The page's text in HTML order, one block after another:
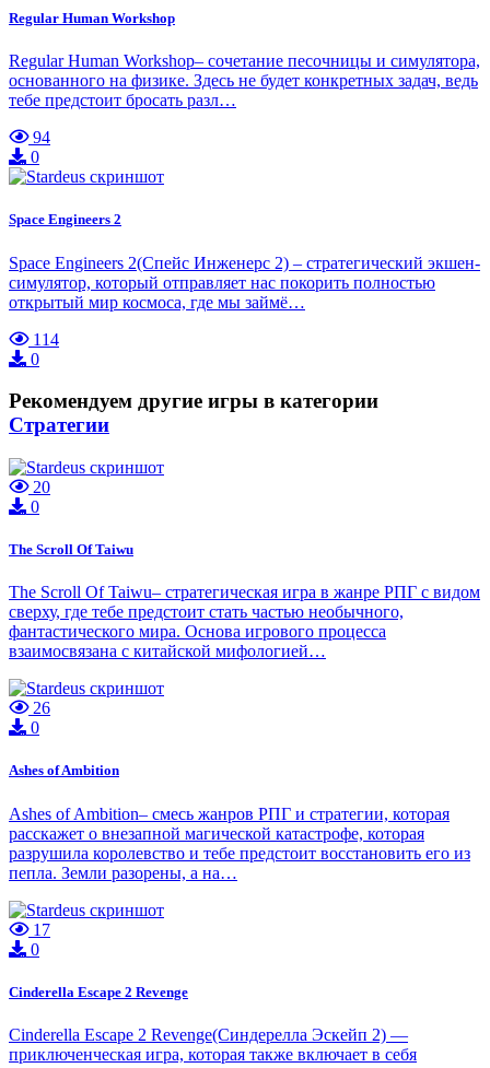
Regular Human Workshop
Regular Human Workshop– сочетание песочницы и симулятора,
основанного на физике. Здесь не будет конкретных задач, ведь
тебе предстоит бросать разл…
94
0
Space Engineers 2
Space Engineers 2(Спейс Инженерс 2) – стратегический экшен-
симулятор, который отправляет нас покорить полностью
открытый мир космоса, где мы займё…
114
0
Рекомендуем другие игры в категории
Стратегии
20
0
The Scroll Of Taiwu
The Scroll Of Taiwu– стратегическая игра в жанре РПГ с видом
сверху, где тебе предстоит стать частью необычного,
фантастического мира. Основа игрового процесса
взаимосвязана с китайской мифологией…
26
0
Ashes of Ambition
Ashes of Ambition– смесь жанров РПГ и стратегии, которая
расскажет о внезапной магической катастрофе, которая
разрушила королевство и тебе предстоит восстановить его из
пепла. Земли разорены, а на…
17
0
Cinderella Escape 2 Revenge
Cinderella Escape 2 Revenge(Синдерелла Эскейп 2) —
приключенческая игра, которая также включает в себя